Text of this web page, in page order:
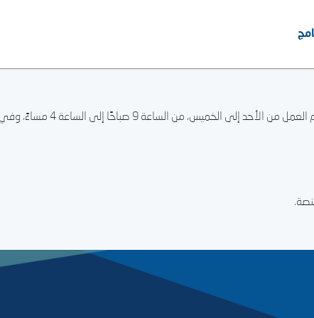
وفي خارج أوقات العمل والمناسبات الرسمية سنبذل قصارى جهدنا لنعود إليك في أقرب وقت.